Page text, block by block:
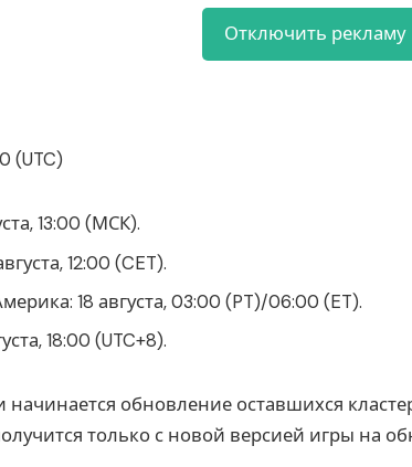
Отключить рекламу
(UTC)
13:00 (МСК).
12:00 (CET).
18 августа, 03:00 (PT)/06:00 (ET).
18:00 (UTC+8).
начинается обновление оставшихся
только с новой версией игры на